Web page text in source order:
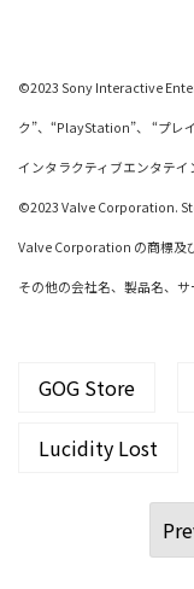
©2023 Sony Interactive
ク”、“PlayStation”、 “プレ
インタラクティブエンタテイ
©2023 Valve Corporation.
Valve Corporation の商標及
その他の会社名、製品名、
GOG Store
Lucidity Lost